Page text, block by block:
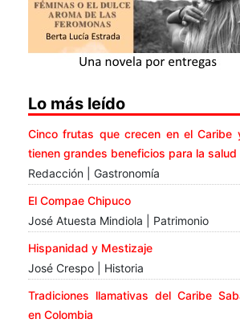
Lo más leído
Cinco frutas que crecen en el Caribe
tienen grandes beneficios para la salud
Redacción | Gastronomía
El Compae Chipuco
José Atuesta Mindiola | Patrimonio
Hispanidad y Mestizaje
José Crespo | Historia
Tradiciones llamativas del Caribe
en Colombia